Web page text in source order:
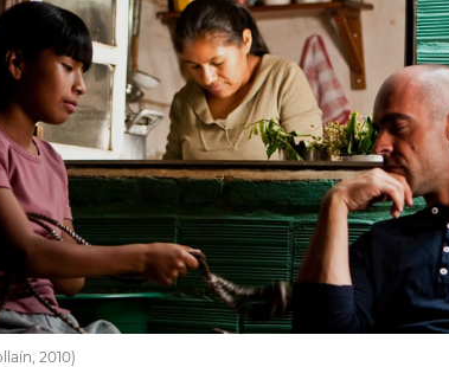
2010)